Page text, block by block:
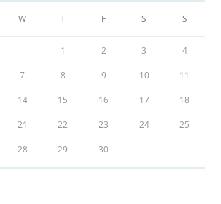
W T F S S
1 2 3 4
7 8 9 10 11
14 15 16 17 18
21 22 23 24 25
28 29 30